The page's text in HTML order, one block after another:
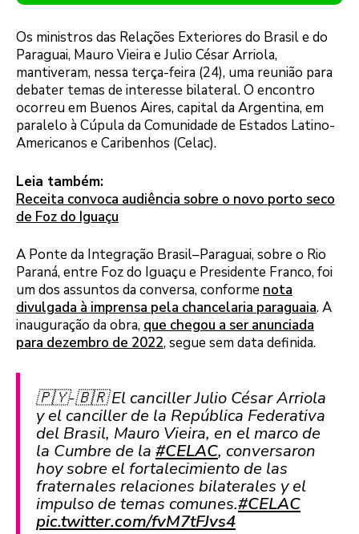
Os ministros das Relações Exteriores do Brasil e do
Paraguai, Mauro Vieira e Julio César Arriola,
mantiveram, nessa terça-feira (24), uma reunião para
debater temas de interesse bilateral. O encontro
ocorreu em Buenos Aires, capital da Argentina, em
paralelo à Cúpula da Comunidade de Estados Latino-
Americanos e Caribenhos (Celac).
Leia também:
Receita convoca audiência sobre o novo porto seco
de Foz do Iguaçu
A Ponte da Integração Brasil–Paraguai, sobre o Rio
Paraná, entre Foz do Iguaçu e Presidente Franco, foi
um dos assuntos da conversa, conforme nota
divulgada à imprensa pela chancelaria paraguaia. A
inauguração da obra, que chegou a ser anunciada
para dezembro de 2022, segue sem data definida.
🇵🇾-🇧🇷 El canciller Julio César Arriola
y el canciller de la República Federativa
del Brasil, Mauro Vieira, en el marco de
la Cumbre de la #CELAC, conversaron
hoy sobre el fortalecimiento de las
fraternales relaciones bilaterales y el
impulso de temas comunes.#CELAC
pic.twitter.com/fvM7tFJvs4